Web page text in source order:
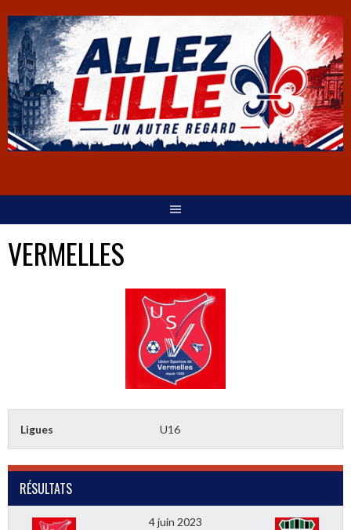
VERMELLES
Ligues U16
RÉSULTATS
4 juin 2023